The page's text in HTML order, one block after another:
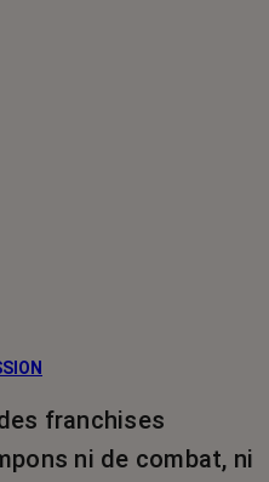
franchises
ni de combat, ni